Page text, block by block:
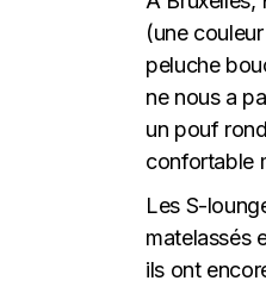
(une
peluche
ne nous a
un pouf
confortable
Les S-
matelassés
ils ont